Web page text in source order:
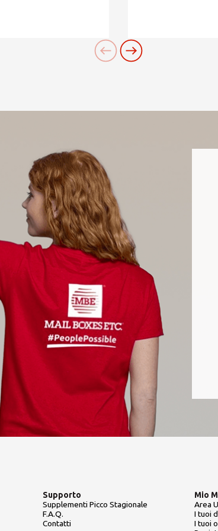
Supporto
Supplementi Picco Stagionale
F.A.Q.
Contatti
Mio
Area
I tuoi
I tuoi